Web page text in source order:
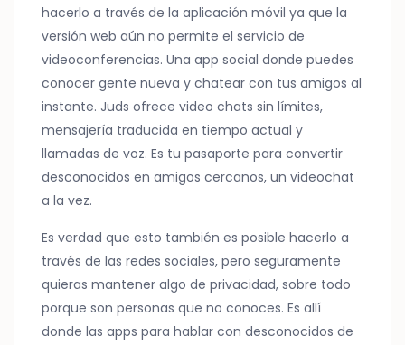
hacerlo a través de la aplicación móvil ya que la
versión web aún no permite el servicio de
videoconferencias. Una app social donde puedes
conocer gente nueva y chatear con tus amigos al
instante. Juds ofrece video chats sin límites,
mensajería traducida en tiempo actual y
llamadas de voz. Es tu pasaporte para convertir
desconocidos en amigos cercanos, un videochat
a la vez.
Es verdad que esto también es posible hacerlo a
través de las redes sociales, pero seguramente
quieras mantener algo de privacidad, sobre todo
porque son personas que no conoces. Es allí
donde las apps para hablar con desconocidos de